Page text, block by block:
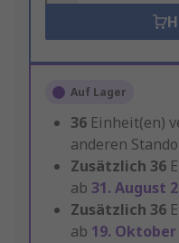
Auf Lager
36 Einheit(en)
anderen
Zusätzlich 36
ab 31. August
Zusätzlich 36
ab 19. Oktober